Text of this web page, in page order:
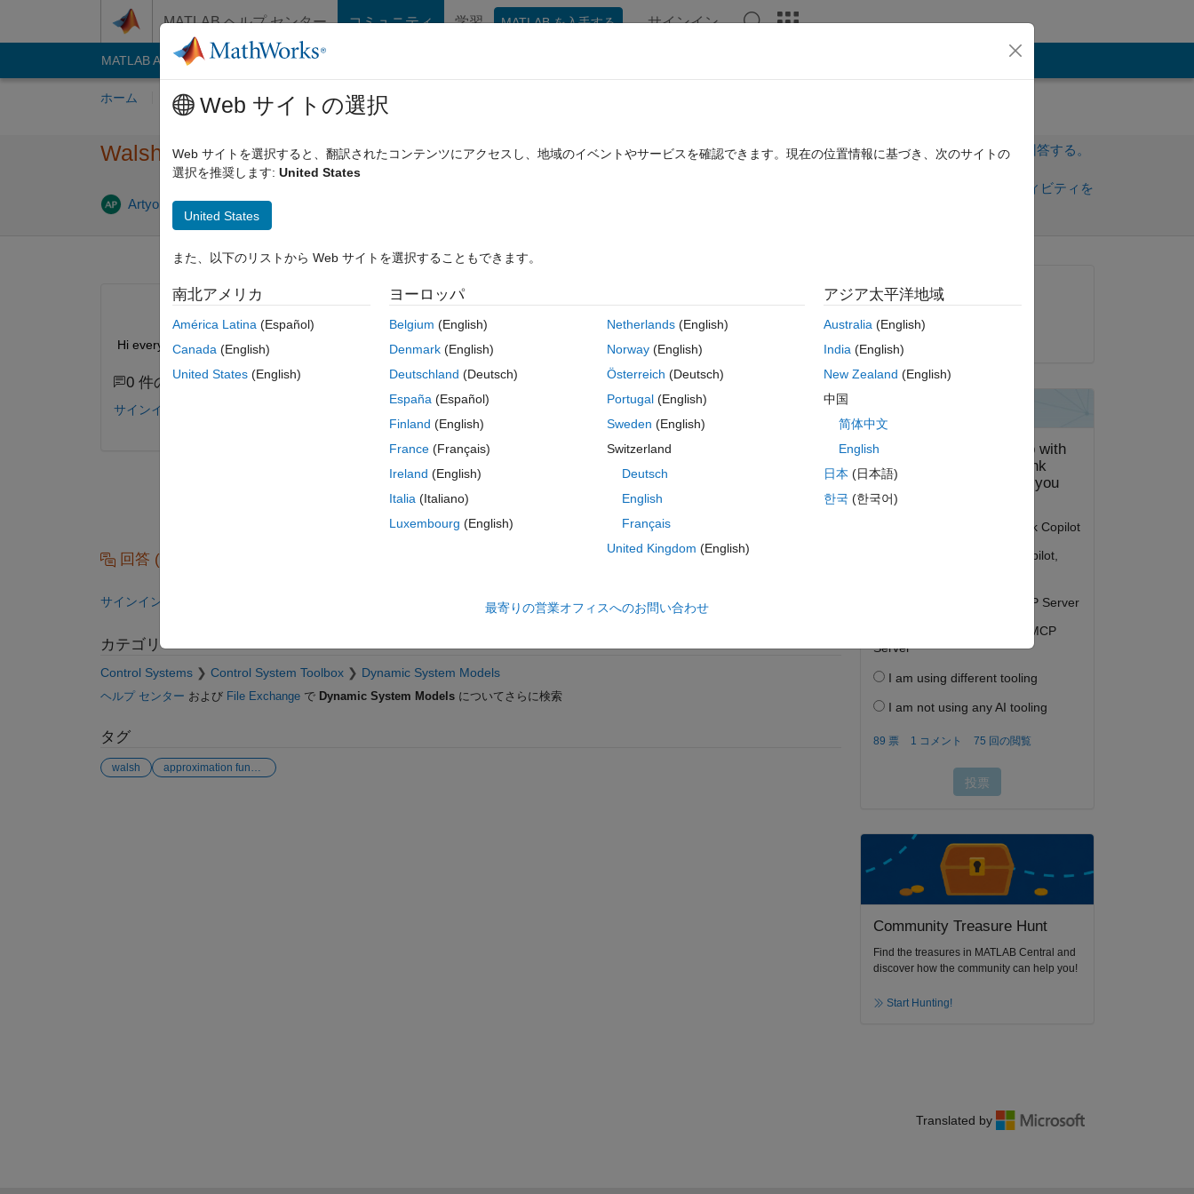
MATLAB ヘルプ センター コミュニティ 学習 MATLAB を入手する サインイン
MATLAB Answers File Exchange
ホーム 質問する 回答 閲覧 MATLAB に関する FAQ
Walsh piecewise approximation function
Artyom 2012 8 月 17
サインインしてこの質問に回答する。
サインインしてアクティビティを
0 投票
Hi everyone. Is there any function or .m file to compute Walsh piecewise continuous approximation function?
0 件のコメント
サインインしてコメントする。
サインインしてこの質問に回答する。
サインインしてアクティビティをフォロー
回答 (0 件)
サインインしてこの質問に回答する。
カテゴリ
Control Systems Control System Toolbox Dynamic System Models
ヘルプ センター および File Exchangeで Dynamic System Modelsについてさらに検索
タグ
walsh approximation function
質問済み:
2012 年 8 月 17 日
Community Treasure Hunt
Find the treasures in MATLAB Central and
discover how the community can help you!
Start Hunting!
Translated by
Web サイトの選択
Web サイトを選択すると、翻訳されたコンテンツにアクセスし、地域のイベントやサービスを確認できます。現在の位置情報に基づき、次のサイトの
選択を推奨します: United States
United States
また、以下のリストから Web サイトを選択することもできます。
南北アメリカ
América Latina (Español)
Canada (English)
United States (English)
ヨーロッパ
Belgium (English)
Denmark (English)
Deutschland (Deutsch)
España (Español)
Finland (English)
France (Français)
Ireland (English)
Italia (Italiano)
Luxembourg (English)
Netherlands(English)
Norway(English)
Österreich (Deutsch)
Portugal(English)
Sweden (English)
Switzerland
Deutsch
English
Français
United Kingdom (English)
アジア太平洋地域
Australia(English)
India(English)
New Zealand (English)
中国
简体中文
English
日本 (日本語)
한국 (한국어)
最寄りの営業オフィスへのお問い合わせ